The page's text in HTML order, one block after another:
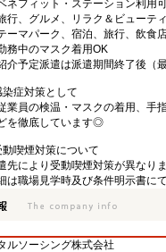
ネフィット・ステーション利用
行、グルメ、リラク＆ビューテ
テーマパーク、宿泊、旅行、飲食
務中のマスク着用OK
介予定派遣は派遣期間終了後（
染症対策として
業員の検温・マスクの着用、手
を徹底しています◎
動喫煙対策について
先により受動喫煙対策が異なりま
は職場見学時及び条件明示書に
ルソーシング株式会社